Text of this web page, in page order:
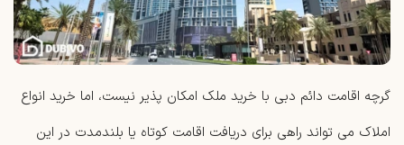
گرچه اقامت دائم دبی با خرید ملک امکان‌ پذیر نیست، اما خرید انواع
املاک می ‌تواند راهی برای دریافت اقامت کوتاه یا بلندمدت در این